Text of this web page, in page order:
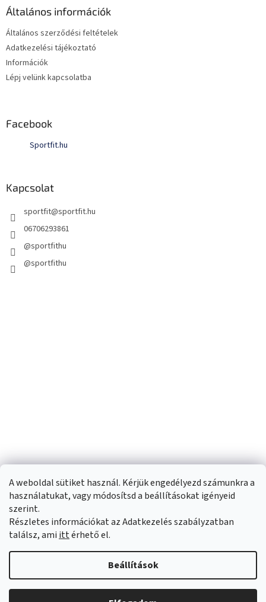
A weboldal sütiket használ. Kérjük engedélyezd számunkra a
használatukat, vagy módosítsd a beállításokat igényeid
szerint.
Részletes információkat az Adatkezelés szabályzatban
találsz, ami ittérhető el.
Beállítások
Általános információk
Általános szerződési feltételek
Adatkezelési tájékoztató
Információk
Lépj velünk kapcsolatba
Facebook
Sportfit.hu
Kapcsolat
sportfit@sportfit.hu
06706293861
@sportfithu
@sportfithu
Shoptet készítette
Sportfit.hu. Minden jog fenntartva.